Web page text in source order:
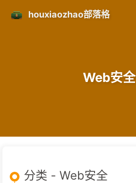
houxiaozhao部落格
Web安全
分类 - Web安全